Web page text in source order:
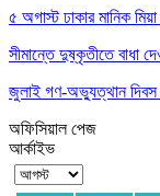
৫ অগাস্ট ঢাকার মানিক
সীমান্তে দুষ্কৃতীতে বাধা
জুলাই গণ-অভ্যুত্থান দিবস
অফিসিয়াল পেজ
আর্কাইভ